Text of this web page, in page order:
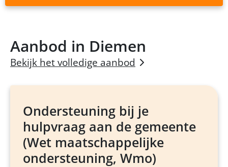
Aanbod in Diemen
Bekijk het volledige aanbod
Ondersteuning bij je
hulpvraag aan de gemeente
(Wet maatschappelijke
ondersteuning, Wmo)